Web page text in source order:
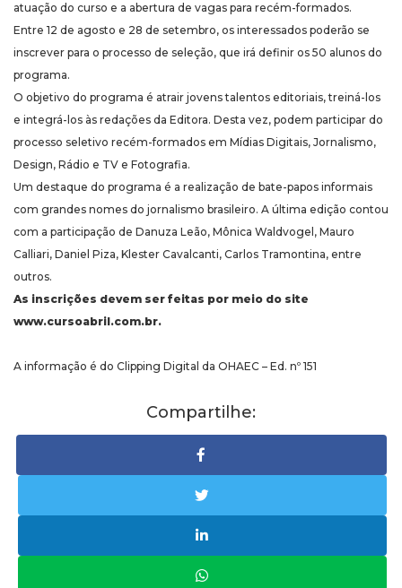
atuação do curso e a abertura de vagas para recém-formados.
Entre 12 de agosto e 28 de setembro, os interessados poderão se
inscrever para o processo de seleção, que irá definir os 50 alunos do
programa.
O objetivo do programa é atrair jovens talentos editoriais, treiná-los
e integrá-los às redações da Editora. Desta vez, podem participar do
processo seletivo recém-formados em Mídias Digitais, Jornalismo,
Design, Rádio e TV e Fotografia.
Um destaque do programa é a realização de bate-papos informais
com grandes nomes do jornalismo brasileiro. A última edição contou
com a participação de Danuza Leão, Mônica Waldvogel, Mauro
Calliari, Daniel Piza, Klester Cavalcanti, Carlos Tramontina, entre
outros.
As inscrições devem ser feitas por meio do site
www.cursoabril.com.br.
A informação é do Clipping Digital da OHAEC – Ed. nº 151
Compartilhe: